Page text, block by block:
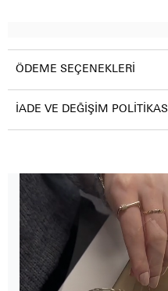
ÖDEME SEÇENEKLERI
İADE VE DEĞIŞIM POLITIKASI